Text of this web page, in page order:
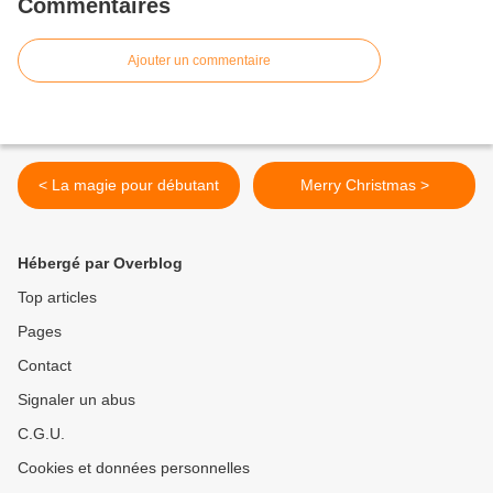
Commentaires
Ajouter un commentaire
< La magie pour débutant Merry Christmas >
Hébergé par Overblog
Top articles
Pages
Contact
Signaler un abus
C.G.U.
Cookies et données personnelles